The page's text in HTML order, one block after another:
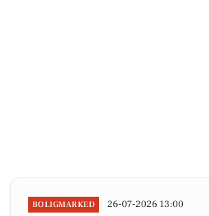
BOLIGMARKED 26-07-2026 13:00